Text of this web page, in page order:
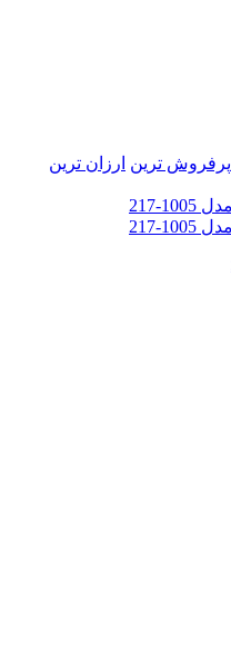
پرفروش ترین ارزان ترین